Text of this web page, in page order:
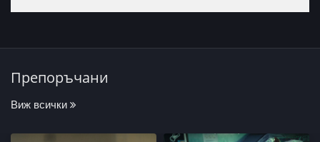
Препоръчани
Виж всички